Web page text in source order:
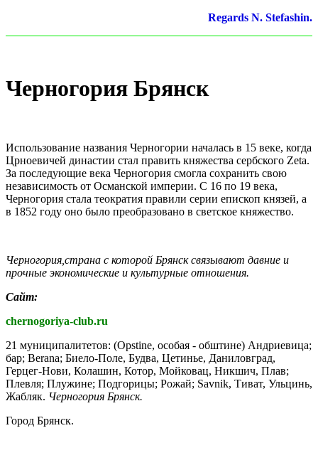
Regards N. Stefashin.
Черногория Брянск
Использование названия Черногории началась в 15 веке, когда
Црноевичей династии стал править княжества сербского Zeta.
За последующие века Черногория смогла сохранить свою
независимость от Османской империи. С 16 по 19 века,
Черногория стала теократия правили серии епископ князей, а
в 1852 году оно было преобразовано в светское княжество.
Черногория,страна с которой Брянск связывают давние и
прочные экономические и культурные отношения.
Сайт:
chernogoriya-club.ru
21 муниципалитетов: (Opstine, особая - обштине) Андриевица;
бар; Berana; Биело-Поле, Будва, Цетинье, Даниловград,
Герцег-Нови, Колашин, Котор, Мойковац, Никшич, Плав;
Плевля; Плужине; Подгорицы; Рожай; Savnik, Тиват, Ульцинь,
Жабляк. Черногория Брянск.
Город Брянск.